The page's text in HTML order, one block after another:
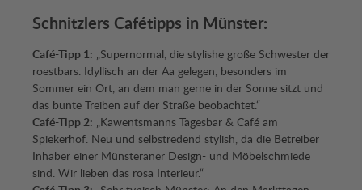
Schnitzlers Cafétipps in Münster:
Café-Tipp 1: „Supernormal, die stylishe große Schwester der
roestbars. Idyllisch an der Aa gelegen, besonders im
Sommer ein Ort, an dem man gerne in der Sonne sitzt und
das bunte Treiben auf der Straße beobachtet.“
Café-Tipp 2: „Kawentsmanns Tagesbar & Café am
Spiekerhof. Neu und selbstredend stylish, da die Betreiber
Inhaber einer Münsteraner Design- und Möbelschmiede
sind. Wir lieben das rosa Interieur.“